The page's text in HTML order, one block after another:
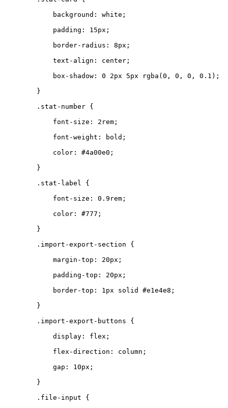
background : white ;
padding : 15px ;
border-radius : 8px ;
text-align : center ;
box-shadow : 0 2px 5px rgba (0 , 0 , 0 , 0.1 );
}
. stat-number {
font-size : 2 rem ;
font-weight : bold ;
color : #4a00e0 ;
}
. stat-label
{
font-size : 0.9 rem ;
color : #777 ;
}
. import-export-section
{
margin-top : 20px ;
padding-top : 20px ;
border-top : 1 px solid #e1e4e8 ;
}
. import-export-buttons
{
display : flex ;
flex-direction : column ;
gap : 10px ;
}
. file-input
{